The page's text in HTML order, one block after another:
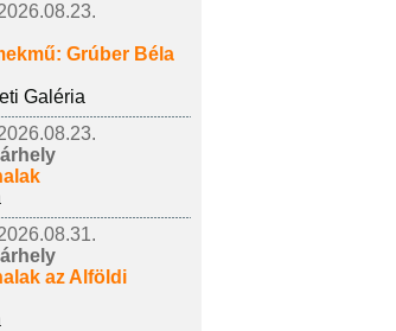
Grúber Béla
Galéria
az Alföldi